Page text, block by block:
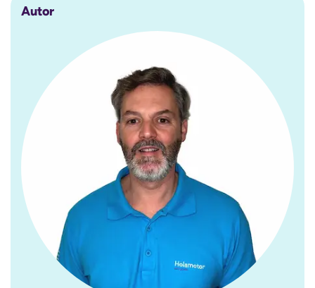
Autor